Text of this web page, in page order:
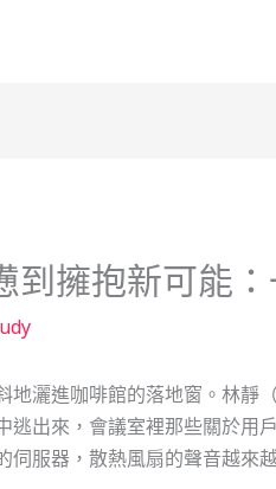
到擁抱新可能
地灑進咖啡館的落地窗。林靜
逃出來，會議室裡那些關於用
伺服器，散熱風扇的聲音越來